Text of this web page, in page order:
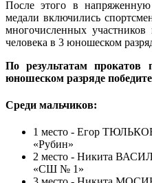
После этого в
медали включились
многочисленных
человека в 3 юношеском
По результатам
юношеском разряде
Среди мальчиков:
1 место - Егор
«Рубин»
2 место - Никита
«СШ № 1»